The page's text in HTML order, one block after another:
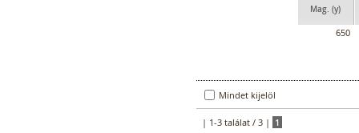
Mag. (y)
650
Mindet kijelöl
| 1-3 találat / 3 | 1